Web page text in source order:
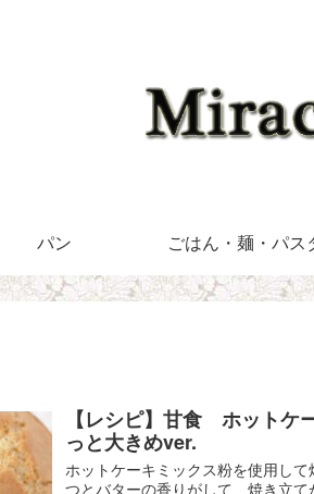
パン ごはん・麺・パス
【レシピ】甘食 ホットケ
っと大きめver.
ホットケーキミックス粉を使用し
つとバターの香りがして、焼き立